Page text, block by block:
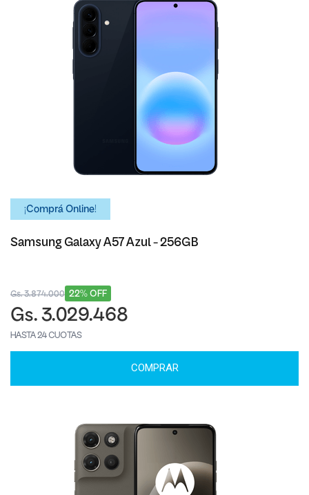
¡Comprá Online!
Samsung Galaxy A57 Azul - 256GB
22% OFF
Gs. 3.874.000
Gs. 3.029.468
HASTA 24 CUOTAS
COMPRAR